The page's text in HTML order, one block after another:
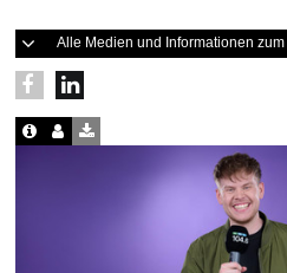
Alle Medien und Informationen